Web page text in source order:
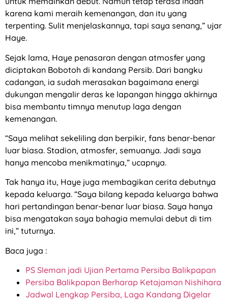
karena kami meraih kemenangan, dan itu yang
terpenting. Sulit menjelaskannya, tapi saya senang,” ujar
Haye.
Sejak lama, Haye penasaran dengan atmosfer yang
diciptakan Bobotoh di kandang Persib. Dari bangku
cadangan, ia sudah merasakan bagaimana energi
dukungan mengalir deras ke lapangan hingga akhirnya
bisa membantu timnya menutup laga dengan
kemenangan.
“Saya melihat sekeliling dan berpikir, fans benar-benar
luar biasa. Stadion, atmosfer, semuanya. Jadi saya
hanya mencoba menikmatinya,” ucapnya.
Tak hanya itu, Haye juga membagikan cerita debutnya
kepada keluarga. “Saya bilang kepada keluarga bahwa
hari pertandingan benar-benar luar biasa. Saya hanya
bisa mengatakan saya bahagia memulai debut di tim
ini,” tuturnya.
Baca juga :
PS Sleman jadi Ujian Pertama Persiba Balikpapan
Persiba Balikpapan Berharap Ketajaman Nishihara
Jadwal Lengkap Persiba, Laga Kandang Digelar